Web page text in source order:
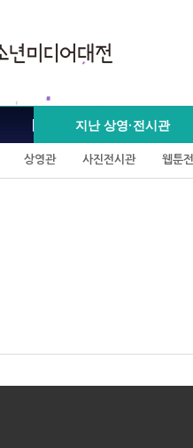
지난 상영·전시관
상영관 사진전시관 웹툰